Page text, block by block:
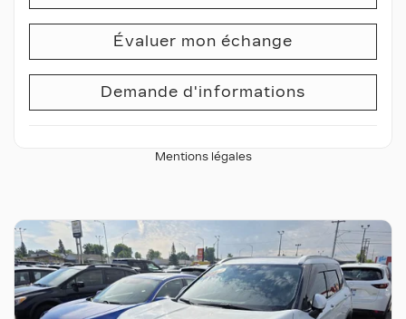
Évaluer mon échange
Demande d'informations
Mentions légales